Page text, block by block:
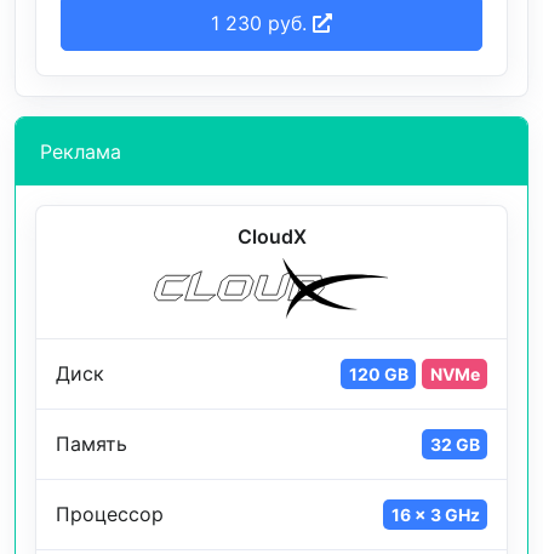
1 230 руб.
Реклама
CloudX
Диск 120 GB NVMe
Память 32 GB
Процессор 16 x 3 GHz